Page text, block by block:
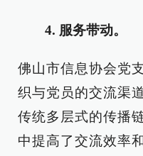
4. 服务带动。
佛山市信息协会党
织与党员的交流渠
传统多层式的传播
中提高了交流效率